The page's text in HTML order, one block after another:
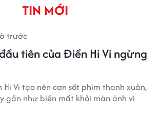
TIN MỚI
trước
tiên của Điền Hi Vi ngừng
Vi tạo nên cơn sốt phim thanh xuân,
gần như biến mất khỏi màn ảnh vì